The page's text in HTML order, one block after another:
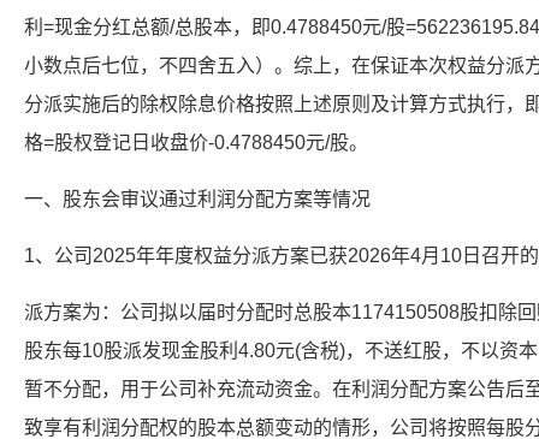
利=现金分红总额/总股本，即0.4788450元/股
小数点后七位，不四舍五入）。综上，在保证本次权益分派
分派实施后的除权除息价格按照上述原则及计算方式执行，
格=股权登记日收盘价-0.4788450元/股。
一、股东会审议通过利润分配方案等情况
1、公司2025年年度权益分派方案已获2026年4月10日召开
派方案为：公司拟以届时分配时总股本1174150508股扣除
股东每10股派发现金股利4.80元(含税)，不送红股，不以资
暂不分配，用于公司补充流动资金。在利润分配方案公告后
致享有利润分配权的股本总额变动的情形，公司将按照每股